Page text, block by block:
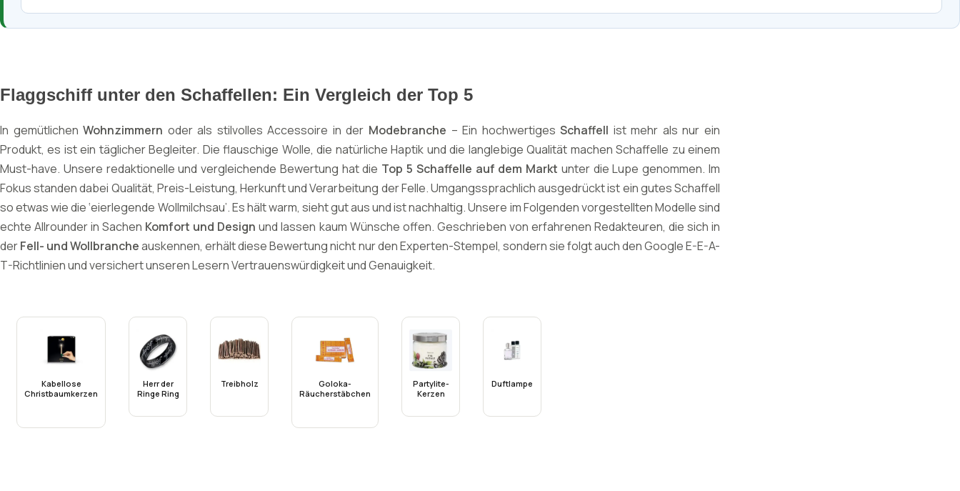
Flaggschiff unter den Schaffellen: Ein Vergleich der Top 5
In gemütlichenWohnzimmern oder als stilvolles Accessoire in der Modebranche – Ein hochwertigesSchaffell ist mehr als nur ein
Produkt, es ist ein täglicher Begleiter. Die flauschige Wolle, die natürliche Haptik und die langlebige Qualität machen Schaffelle zu einem
Must-have. Unsere redaktionelle und vergleichende Bewertung hat die Top 5 Schaffelle auf dem Markt unter die Lupe genommen. Im
Fokus standen dabei Qualität, Preis-Leistung, Herkunft und Verarbeitung der Felle. Umgangssprachlich ausgedrückt ist ein gutes Schaffell
so etwas wie die ‘eierlegende Wollmilchsau’. Es hält warm, sieht gut aus und ist nachhaltig. Unsere im Folgenden vorgestellten Modelle sind
echte Allrounder in Sachen Komfort und Design und lassen kaum Wünsche offen. Geschrieben von erfahrenen Redakteuren, die sich in
derFell- und Wollbrancheauskennen, erhält diese Bewertung nicht nur den Experten-Stempel, sondern sie folgt auch den Google E-E-A-
T-Richtlinien und versichert unseren Lesern Vertrauenswürdigkeit und Genauigkeit.
Kabellose
Christbaumkerzen
Herr der
Ringe Ring
Treibholz
Goloka-
Räucherstäbchen
Partylite-
Kerzen
Duftlampe